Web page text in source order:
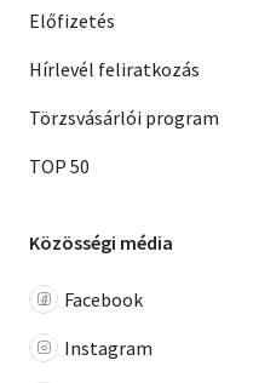
Előfizetés
Hírlevél feliratkozás
Törzsvásárlói program
TOP 50
Közösségi média
Facebook
Instagram